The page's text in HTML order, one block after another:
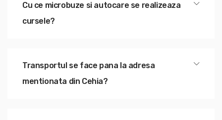
Cu ce microbuze si autocare se realizeaza
cursele?
Transportul se face pana la adresa
mentionata din Cehia?